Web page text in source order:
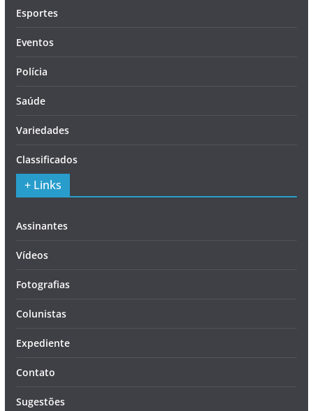
Esportes
Eventos
Polícia
Saúde
Variedades
Classificados
+ Links
Assinantes
Vídeos
Fotografias
Colunistas
Expediente
Contato
Sugestões